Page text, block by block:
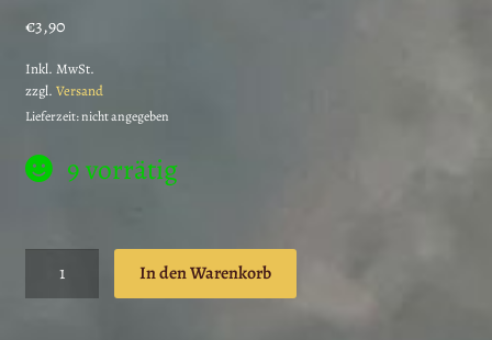
€3,90
Inkl. MwSt.
zzgl. Versand
Lieferzeit: nicht angegeben
9 vorrätig
In den Warenkorb